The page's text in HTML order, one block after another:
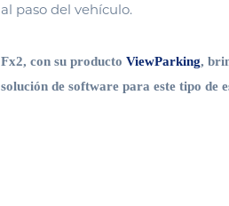
al paso del vehículo.
Fx2, con su producto ViewParking,
solución de software para este tipo de